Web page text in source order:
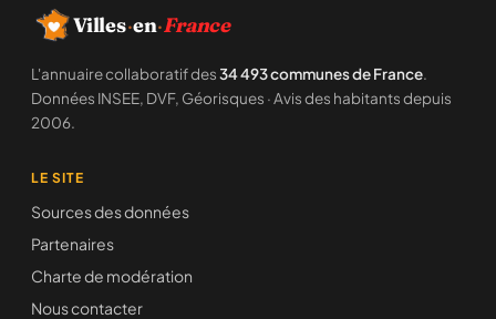
Villes·en·France
L'annuaire collaboratif des34 493 communes de France.
Données INSEE, DVF, Géorisques · Avis des habitants depuis
2006.
LE SITE
Sources des données
Partenaires
Charte de modération
Nous contacter